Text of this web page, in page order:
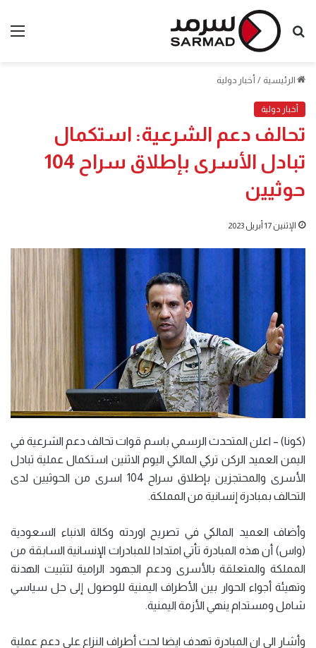
بحث
الرئيسية / أخبار دولية
أخبار دولية
تحالف دعم الشرعية: استكمال
تبادل الأسرى بإطلاق سراح 104
حوثيين
الإثنين 17 أبريل 2023
(كونا) – اعلن المتحدث الرسمي باسم قوات تحالف دعم الشرعية في
اليمن العميد الركن تركي المالكي اليوم الاثنين استكمال عملية تبادل
الأسرى والمحتجزين بإطلاق سراح 104 اسرى من الحوثيين لدى
التحالف بمبادرة إنسانية من المملكة.
وأضاف العميد المالكي في تصريح اوردته وكالة الانباء السعودية
(واس) أن هذه المبادرة تأتي امتدادا للمبادرات الإنسانية السابقة من
المملكة والمتعلقة بالأسرى ودعم الجهود الرامية لتثبيت الهدنة
وتهيئة أجواء الحوار بين الأطراف اليمنية للوصول إلى حل سياسي
شامل ومستدام ينهي الأزمة اليمنية.
وأشار الى ان المبادرة تهدف ايضا لحث أطراف النزاع على دعم عملية